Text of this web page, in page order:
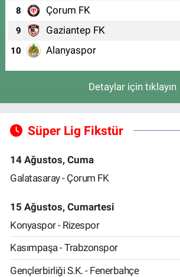
8 Çorum FK
9 Gaziantep FK
10 Alanyaspor
Detaylar için tıklayın
Süper Lig Fikstür
14 Ağustos, Cuma
Galatasaray - Çorum FK
15 Ağustos, Cumartesi
Konyaspor - Rizespor
Kasımpaşa - Trabzonspor
Gençlerbirliği S.K. - Fenerbahçe